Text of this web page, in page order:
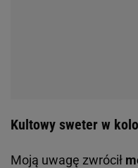
Kultowy sweter w
Moją uwagę zwrócił